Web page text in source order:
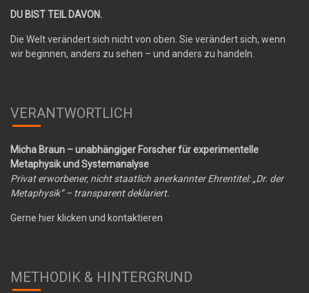
DU BIST TEIL DAVON.
Die Welt verändert sich nicht von oben. Sie verändert sich, wenn
wir beginnen, anders zu sehen – und anders zu handeln.
VERANTWORTLICH
Micha Braun – unabhängiger Forscher für experimentelle
Metaphysik und Systemanalyse
Privat erworbener, nicht staatlich anerkannter Ehrentitel: „Dr. der
Metaphysik“ – transparent deklariert.
Gerne hier klicken und kontaktieren
METHODIK & HINTERGRUND